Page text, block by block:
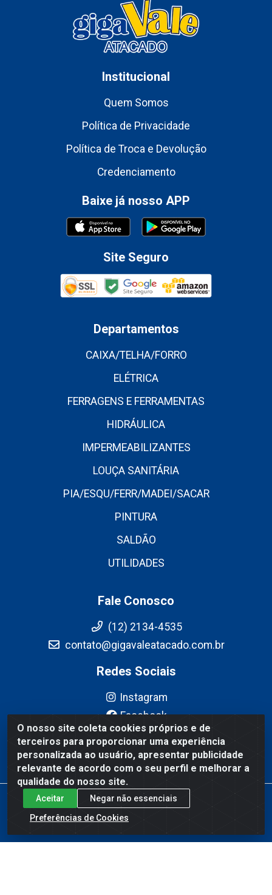
O nosso site coleta cookies próprios e de
terceiros para proporcionar uma experiência
personalizada ao usuário, apresentar publicidade
relevante de acordo com o seu perfil e melhorar a
qualidade do nosso site.
Aceitar
Negar não essenciais
Preferências de Cookies
Institucional
Quem Somos
Política de Privacidade
Política de Troca e Devolução
Credenciamento
Baixe já nosso APP
Site Seguro
Departamentos
CAIXA/TELHA/FORRO
ELÉTRICA
FERRAGENS E FERRAMENTAS
HIDRÁULICA
IMPERMEABILIZANTES
LOUÇA SANITÁRIA
PIA/ESQU/FERR/MADEI/SACAR
PINTURA
SALDÃO
UTILIDADES
Fale Conosco
(12) 2134-4535
contato@gigavaleatacado.com.br
Redes Sociais
Instagram
Facebook
YouTube
Linkedin
Gigavale Atacado - Av. Pedro Friggi, 451 - Vista Verde, São José
dos Campos/SP - CEP 12223-430 - CNPJ 08.978.600/0004-83